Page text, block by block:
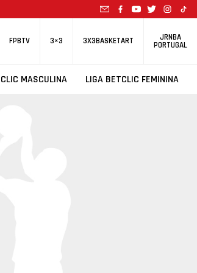
FPBTV 3×3 3X3BASKETART JRNBA
PORTUGAL
MASCULINA LIGA BETCLIC FEMININA